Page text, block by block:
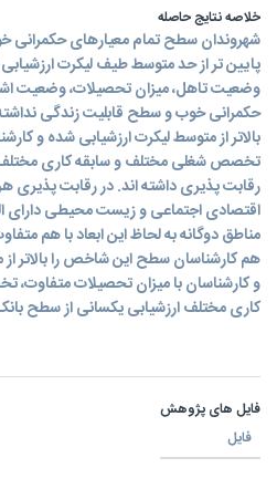
خلاصه نتایج حاصله
شهروندان سطح تمام معیارهای حکمرانی
پایین تر از حد متوسط طیف لیکرت
وضعیت تاهل، میزان تحصیلات، وضعیت
حکمرانی خوب و سطح قابلیت زندگی
بالاتر از متوسط لیکرت ارزشیابی شده و
تخصص شغلی مختلف و سابقه کاری مختلف
رقابت پذیری داشته اند. در رقابت پذیری
اقتصادی اجتماعی و زیست محیطی دارای
مناطق دوگانه به لحاظ این ابعاد با هم
هم کارشناسان سطح این شاخص را بالاتر از
و کارشناسان با میزان تحصیلات
کاری مختلف ارزشیابی یکسانی از سطح
فایل های پژوهش
فایل